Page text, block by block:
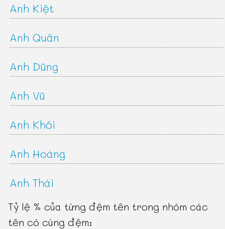
Anh Kiệt
Anh Quân
Anh Dũng
Anh Vũ
Anh Khôi
Anh Hoàng
Anh Thái
Tỷ lệ % của từng đệm tên trong nhóm các
tên có cùng đệm: